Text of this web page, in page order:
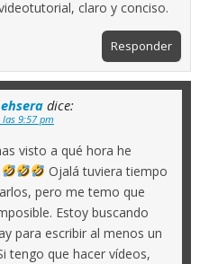
claro y conciso.
Responder
dice:
9:57 pm
visto a qué hora he
Ojalá tuviera tiempo
pero me temo que
Estoy buscando
para escribir al menos un
tengo que hacer vídeos,